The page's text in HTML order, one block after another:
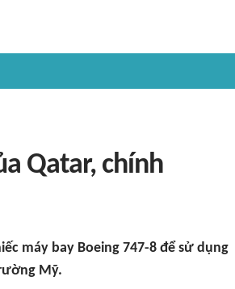
Qatar, chính
máy bay Boeing 747-8 để sử dụng
Mỹ.